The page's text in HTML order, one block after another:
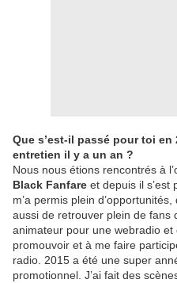
Que s’est-il passé pour toi
entretien il y a un an ?
Nous nous étions rencontrés à
Black Fanfare et depuis il s’est
m’a permis plein
aussi de retrouver plein de fans
animateur pour une webradio
promouvoir et à me faire
radio. 2015 a été une super
promotionnel. J’ai fait des